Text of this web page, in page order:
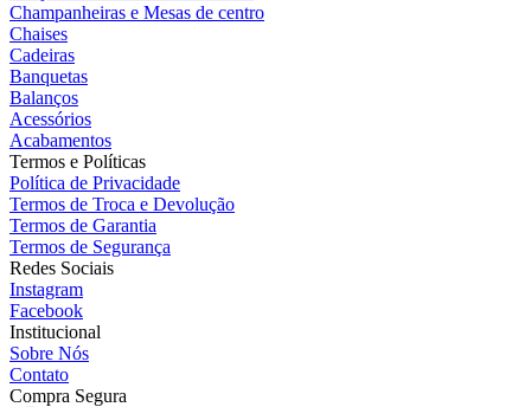
Champanheiras e Mesas de centro
Chaises
Cadeiras
Banquetas
Balanços
Acessórios
Acabamentos
Termos e Políticas
Política de Privacidade
Termos de Troca e Devolução
Termos de Garantia
Termos de Segurança
Redes Sociais
Instagram
Facebook
Institucional
Sobre Nós
Contato
Compra Segura